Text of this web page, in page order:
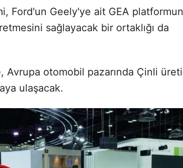
Ford'un Geely'ye ait GEA
sağlayacak bir ortaklığı da
Avrupa otomobil pazarında Çinli
ulaşacak.